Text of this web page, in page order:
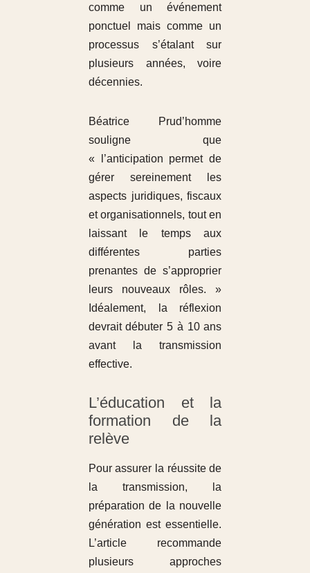
comme un événement
ponctuel mais comme un
processus s’étalant sur
plusieurs années, voire
décennies.
Béatrice Prud’homme
souligne que
« l’anticipation permet de
gérer sereinement les
aspects juridiques, fiscaux
et organisationnels, tout en
laissant le temps aux
différentes parties
prenantes de s’approprier
leurs nouveaux rôles. »
Idéalement, la réflexion
devrait débuter 5 à 10 ans
avant la transmission
effective.
L’éducation et la
formation de la
relève
Pour assurer la réussite de
la transmission, la
préparation de la nouvelle
génération est essentielle.
L’article recommande
plusieurs approches